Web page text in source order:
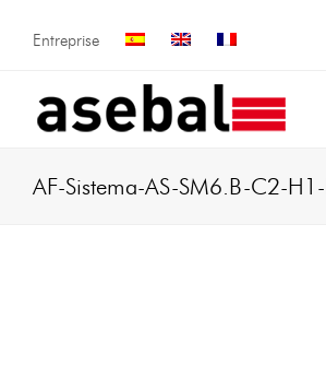
Entreprise
AF-Sistema-AS-SM6.B-C2-